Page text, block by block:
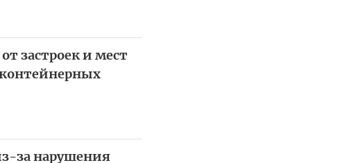
застроек и мест
за нарушения